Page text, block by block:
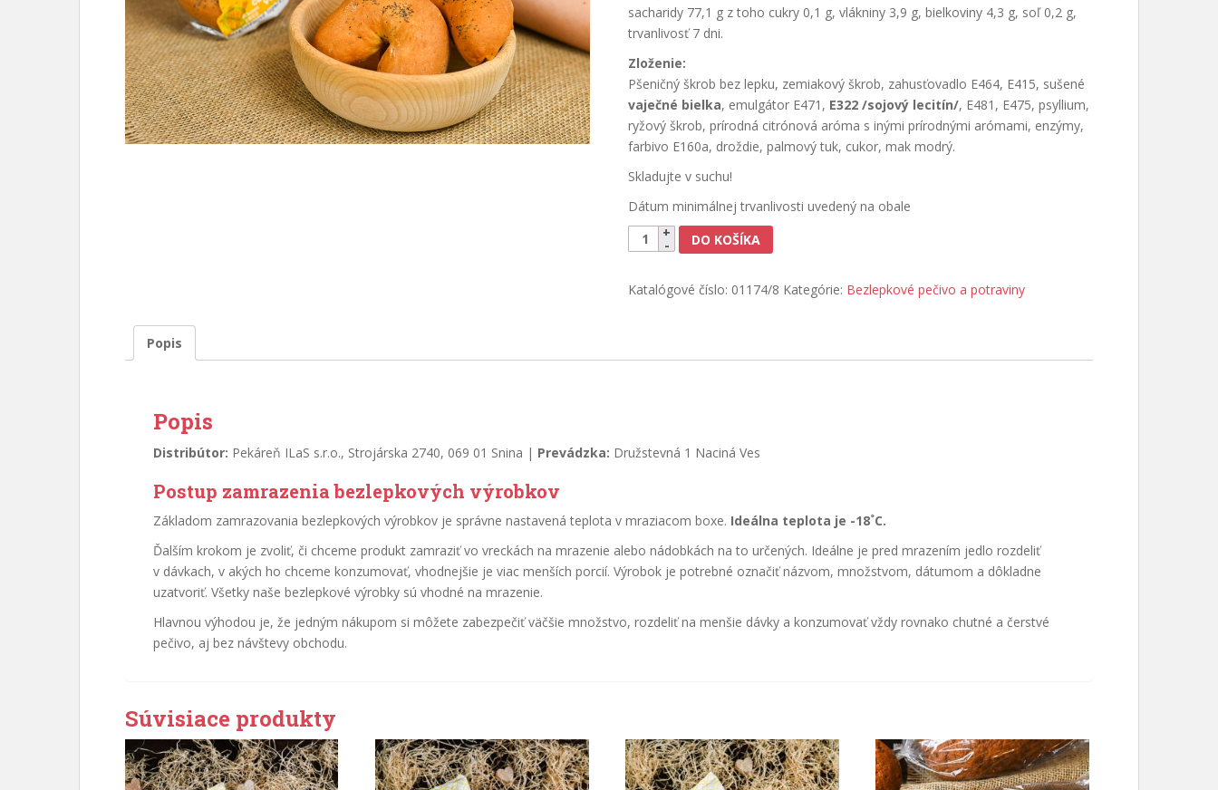
sacharidy 77,1 g z toho cukry 0,1 g, vlákniny 3,9 g, bielkoviny 4,3 g, soľ 0,2 g,
trvanlivosť 7 dni.
Zloženie:
Pšeničný škrob bez lepku, zemiakový škrob, zahusťovadlo E464, E415, sušené
vaječné bielka, emulgátor E471, E322 /sojový lecitín/, E481, E475, psyllium,
ryžový škrob, prírodná citrónová aróma s inými prírodnými arómami, enzýmy,
farbivo E160a, droždie, palmový tuk, cukor, mak modrý.
Skladujte v suchu!
Dátum minimálnej trvanlivosti uvedený na obale
množstvo
ILaS
lúpačka
DO KOŠÍKA
Katalógové číslo: 01174/8 Kategórie: Bezlepkové pečivo a potraviny
Popis
Popis
Distribútor: Pekáreň ILaS s.r.o., Strojárska 2740, 069 01 Snina | Prevádzka: Družstevná 1 Naciná Ves
Postup zamrazenia bezlepkových výrobkov
Základom zamrazovania bezlepkových výrobkov je správne nastavená teplota v mraziacom boxe. Ideálna teplota je -18˚C.
Ďalším krokom je zvoliť, či chceme produkt zamraziť vo vreckách na mrazenie alebo nádobkách na to určených. Ideálne je pred mrazením jedlo rozdeliť
v dávkach, v akých ho chceme konzumovať, vhodnejšie je viac menších porcií. Výrobok je potrebné označiť názvom, množstvom, dátumom a dôkladne
uzatvoriť. Všetky naše bezlepkové výrobky sú vhodné na mrazenie.
Hlavnou výhodou je, že jedným nákupom si môžete zabezpečiť väčšie množstvo, rozdeliť na menšie dávky a konzumovať vždy rovnako chutné a čerstvé
pečivo, aj bez návštevy obchodu.
Súvisiace produkty